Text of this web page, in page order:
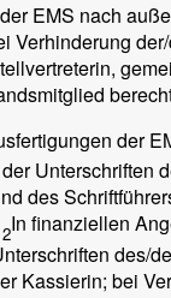
EMS nach
Verhinderung
der
Unterschriften
des
2In finanziellen
des/
Kassierin; bei